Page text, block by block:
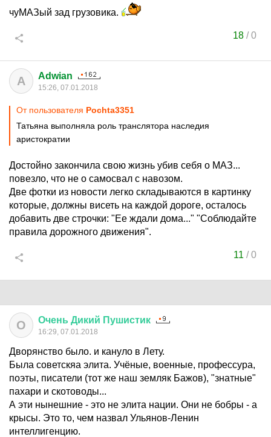
чуМАЗый зад грузовика.
18 /0
A Adwian
15:26, 07.01.2018
От пользователя Pochta3351
Татьяна выполняла роль транслятора наследия
аристократии
Достойно закончила свою жизнь убив себя о МАЗ...
повезло, что не о самосвал с навозом.
Две фотки из новости легко складываются в картинку
которые, должны висеть на каждой дороге, осталось
добавить две строчки: "Ее ждали дома..." "Соблюдайте
правила дорожного движения".
11 /0
О Очень Дикий Пушистик
16:29, 07.01.2018
Дворянство было. и кануло в Лету.
Была советскяа элита. Учёные, военные, профессура,
поэты, писатели (тот же наш земляк Бажов), "знатные"
пахари и скотоводы...
А эти нынешние - это не элита нации. Они не бобры - а
крысы. Это то, чем назвал Ульянов-Ленин
интеллигенцию.